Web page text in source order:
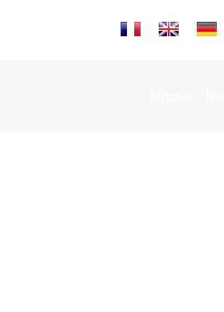
Sprache auswählen